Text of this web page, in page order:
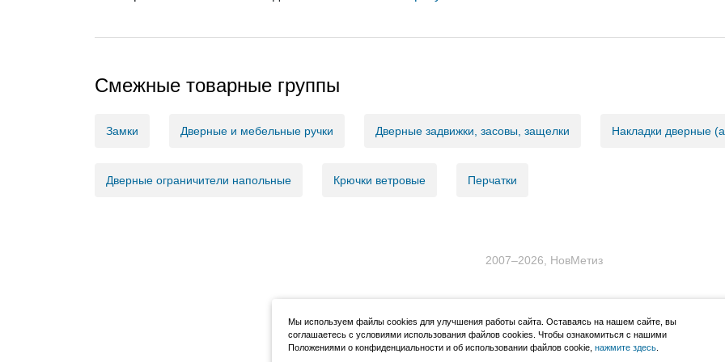
Смежные товарные группы
Замки Дверные и мебельные ручки Дверные задвижки, засовы, защелки Накладки дверные
Дверные ограничители напольные Крючки ветровые Перчатки
2007–2026, НовМетиз
Мы используем файлы cookies для улучшения работы сайта. Оставаясь на нашем сайте, вы
соглашаетесь с условиями использования файлов cookies. Чтобы ознакомиться с нашими
Положениями о конфиденциальности и об использовании файлов cookie, нажмите здесь